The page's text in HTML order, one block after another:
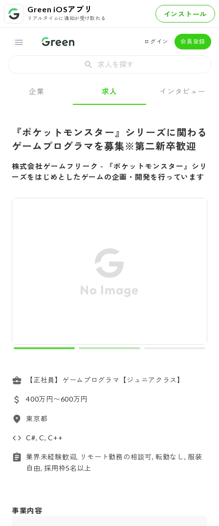
Green iOSアプリ
リアルタイムに通知が受け取れる インストール
ログイン 会員登録
求人を探す
企業 求人 インタビュー
『ポケットモンスター』シリーズに関わる
ゲームプログラマを募集※第二新卒歓迎
株式会社ゲームフリーク -
『ポケットモンスター』シリ
ーズをはじめとしたゲームの企画・開発を行っています
【正社員】ゲームプログラマ【ジュニアクラス】
400万円〜600万円
東京都
C#, C, C++
業界未経験歓迎, リモート勤務の相談可, 転勤なし, 服装
自由, 採用枠5名以上
事業内容